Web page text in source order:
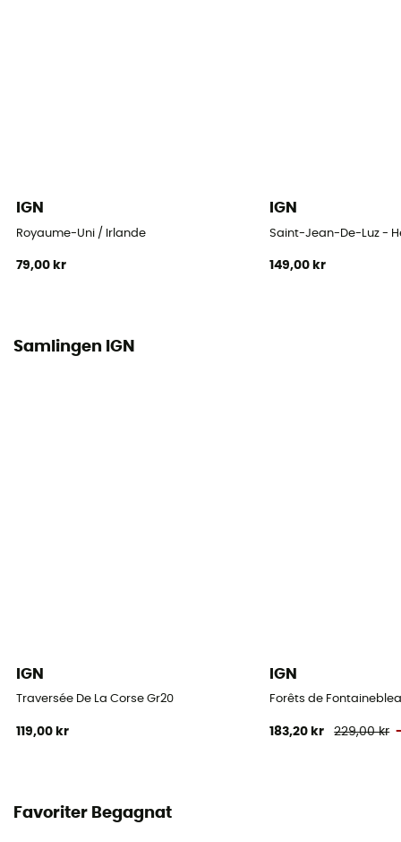
IGN
Royaume-Uni / Irlande
79,00 kr
IGN
Saint-Jean-De-Luz -
149,00 kr
Samlingen IGN
IGN
Traversée De La Corse Gr20
119,00 kr
IGN
Forêts de
183,20 kr 229,00 kr
Favoriter Begagnat